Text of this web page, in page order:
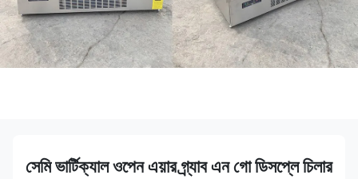
সেমি ভার্টিক্যাল ওপেন এয়ার গ্র্যাব এন গো ডিসপ্লে চিলার